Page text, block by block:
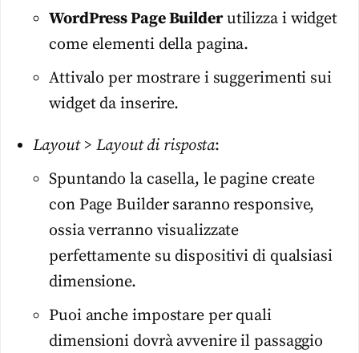
WordPress Page Builderutilizza i widget
come elementi della pagina.
Attivalo per mostrare i suggerimenti sui
widget da inserire.
Layout > Layout di risposta:
Spuntando la casella, le pagine create
con Page Builder saranno responsive,
ossia verranno visualizzate
perfettamente su dispositivi di qualsiasi
dimensione.
Puoi anche impostare per quali
dimensioni dovrà avvenire il passaggio